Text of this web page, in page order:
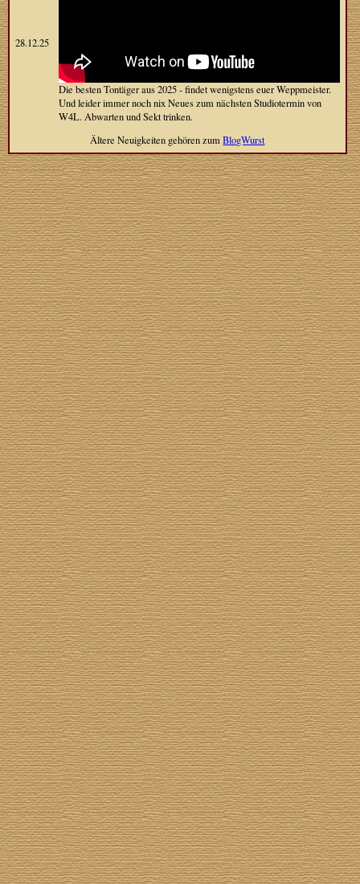
28.12.25
Die besten Tontäger aus 2025 - findet wenigstens euer Weppmeister.
Und leider immer noch nix Neues zum nächsten Studiotermin von
W4L. Abwarten und Sekt trinken.
Ältere Neuigkeiten gehören zumBlogWurst